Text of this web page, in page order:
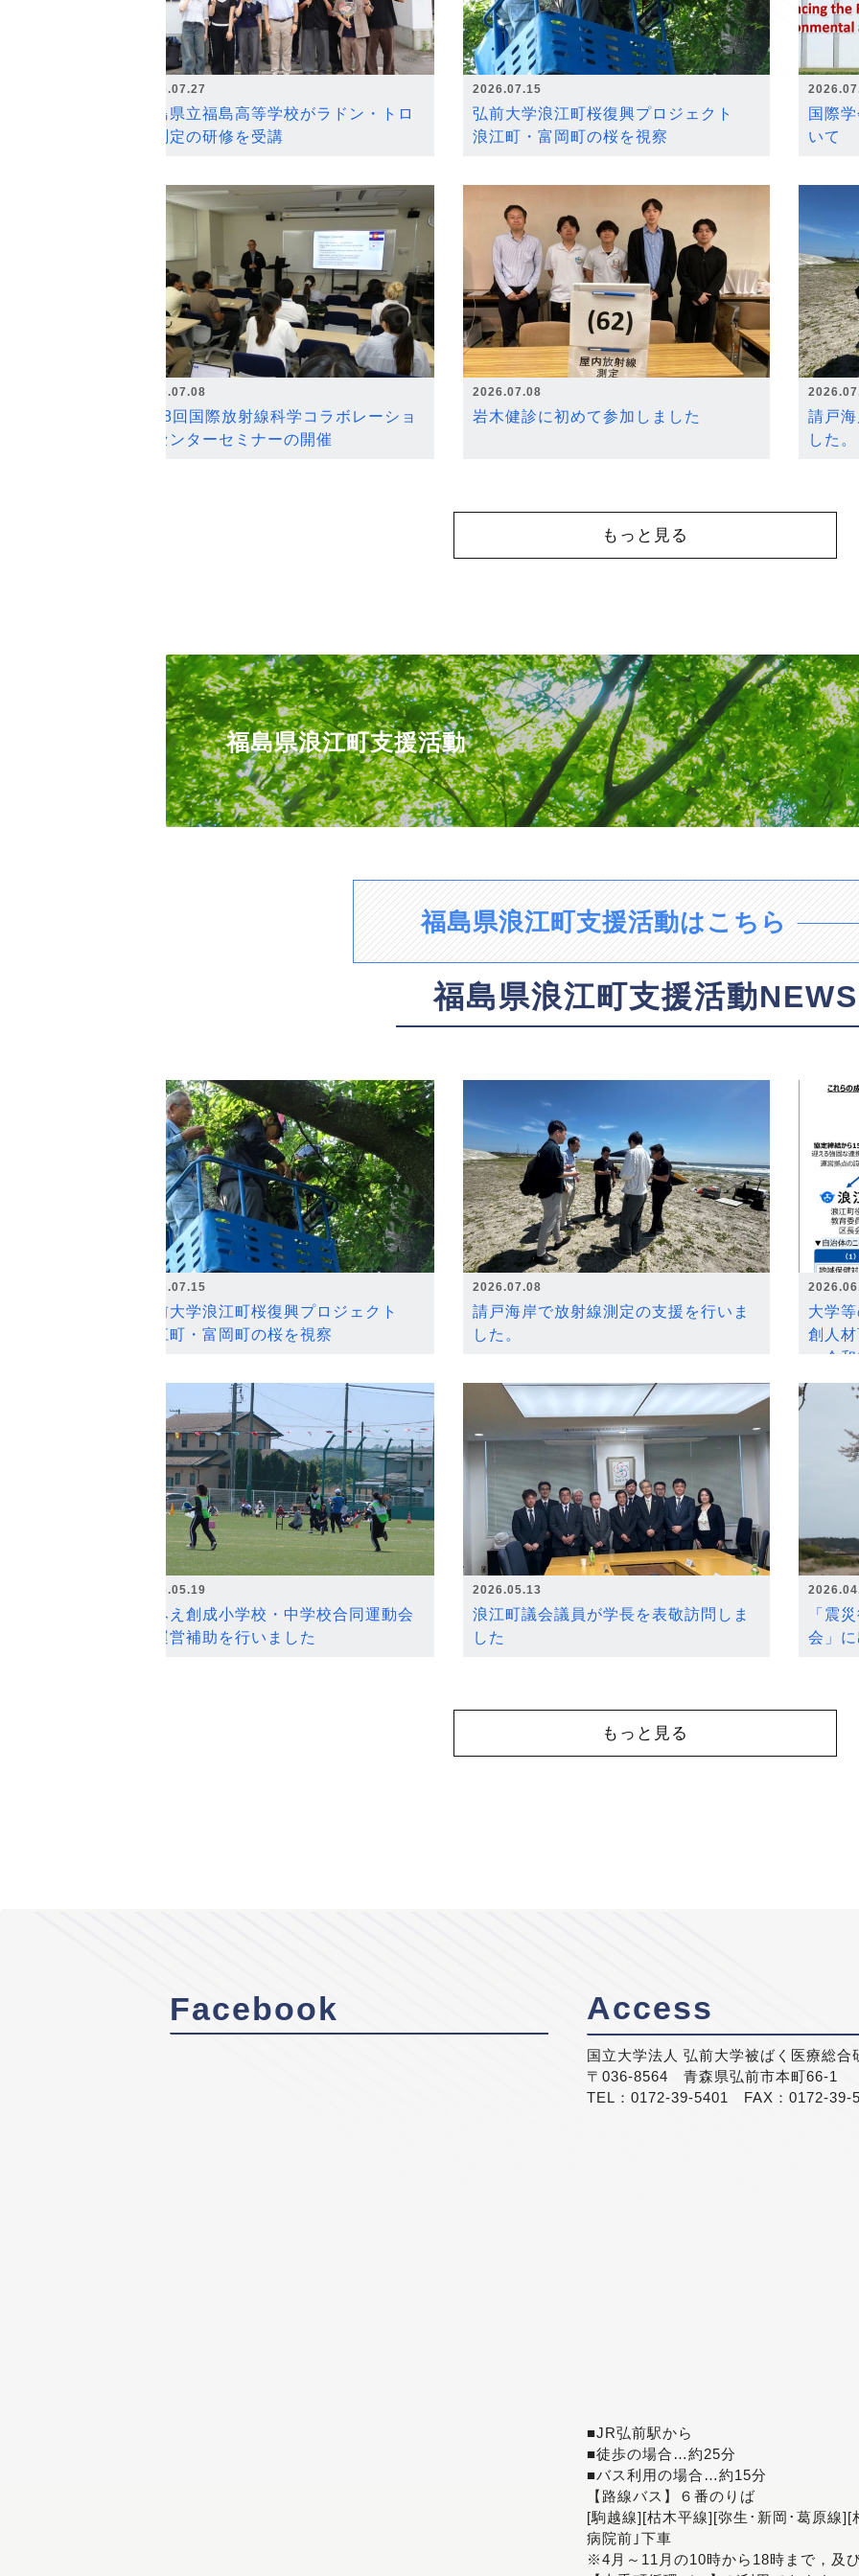
2026.07.27
福島県立福島高等学校がラドン・トロ
ン測定の研修を受講
2026.07.15
弘前大学浪江町桜復興プロジェクト
浪江町・富岡町の桜を視察
国際
いて
2026.07.08
第18回国際放射線科学コラボレーショ
ンセンターセミナーの開催
2026.07.08
岩木健診に初めて参加しました
請戸
した。
もっと見る
福島県浪江町支援活動
福島県浪江町支援活動はこちら
福島県浪江町支援活動NEWS
2026.07.15
弘前大学浪江町桜復興プロジェクト
浪江町・富岡町の桜を視察
2026.07.08
請戸海岸で放射線測定の支援を行いま
した。
大学
創人
～令
2026.05.19
なみえ創成小学校・中学校合同運動会
の運営補助を行いました
2026.05.13
浪江町議会議員が学長を表敬訪問しま
した
「震
会」
もっと見る
Facebook Access
国立大学法人 弘前大学被ばく医療総合
〒036-8564 青森県弘前市本町66-1
TEL：0172-39-5401 FAX：0172-39-
■JR弘前駅から
■徒歩の場合…約25分
■バス利用の場合…約15分
【路線バス】６番のりば
[駒越線][枯木平線][弥生･新岡･葛原線
病院前｣下車
※4月～11月の10時から18時まで，及